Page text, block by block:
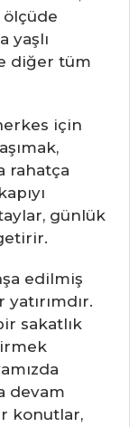
yaşlı
diğer tüm
için
rahatça
günlük
edilmiş
sakatlık
devam
konutlar,